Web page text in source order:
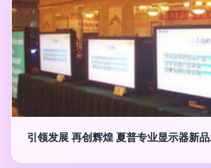
引领发展 再创辉煌 夏普专业显示器新